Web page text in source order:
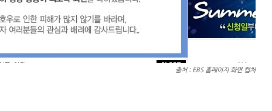
출처 : EBS 홈페이지 화면 캡처